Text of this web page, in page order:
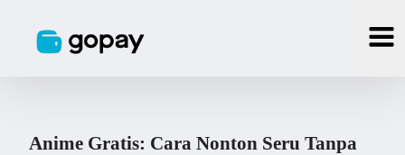
Anime Gratis: Cara Nonton Seru Tanpa